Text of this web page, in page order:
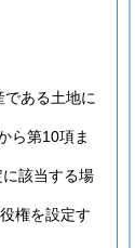
ある土地に
ら第10項ま
該当する場
権を設定す